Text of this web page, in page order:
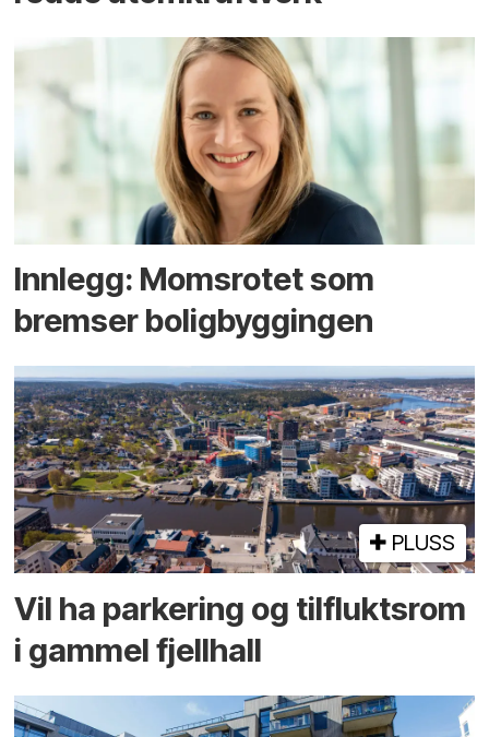
Innlegg: Moms­rotet som
bremser bolig­byggingen
PLUSS
Vil ha parkering og tilflukts­rom
i gammel fjellhall